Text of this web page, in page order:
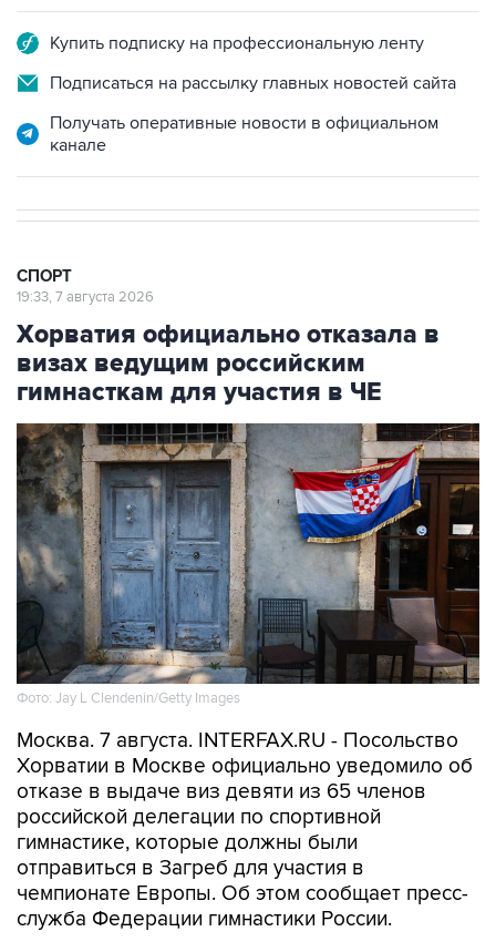
Купить подписку на профессиональную ленту
Подписаться на рассылку главных новостей сайта
Получать оперативные новости в официальном
канале
СПОРТ
19:33, 7 августа 2026
Хорватия официально отказала в
визах ведущим российским
гимнасткам для участия в ЧЕ
Фото: Jay L Clendenin/Getty Images
Москва. 7 августа. INTERFAX.RU - Посольство
Хорватии в Москве официально уведомило об
отказе в выдаче виз девяти из 65 членов
российской делегации по спортивной
гимнастике, которые должны были
отправиться в Загреб для участия в
чемпионате Европы. Об этом сообщает пресс-
служба Федерации гимнастики России.